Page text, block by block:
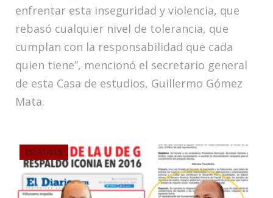
enfrentar esta inseguridad y violencia, que
rebasó cualquier nivel de tolerancia, que
cumplan con la responsabilidad que cada
quien tiene”, mencionó el secretario general
de esta Casa de estudios, Guillermo Gómez
Mata.
ESTATALES